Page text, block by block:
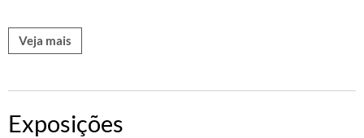
Veja mais
Exposições